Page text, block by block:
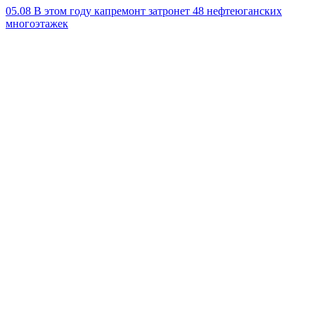
05.08 В этом году капремонт затронет 48 нефтеюганских
многоэтажек